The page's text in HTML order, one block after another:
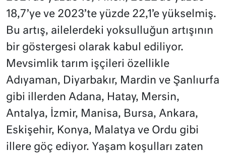
18,7’ye ve 2023’te yüzde 22,1’e yükselmiş.
Bu artış, ailelerdeki yoksulluğun artışının
bir göstergesi olarak kabul ediliyor.
Mevsimlik tarım işçileri özellikle
Adıyaman, Diyarbakır, Mardin ve Şanlıurfa
gibi illerden Adana, Hatay, Mersin,
Antalya, İzmir, Manisa, Bursa, Ankara,
Eskişehir, Konya, Malatya ve Ordu gibi
illere göç ediyor. Yaşam koşulları zaten